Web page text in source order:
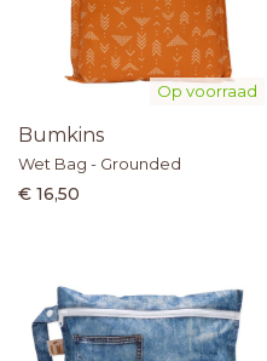
Op voorraad
Bumkins
Wet Bag - Grounded
€ 16,50